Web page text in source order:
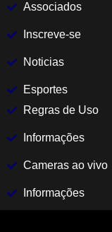
Associados
Inscreve-se
Noticias
Esportes
Regras de Uso
Informações
Cameras ao vivo
Informações